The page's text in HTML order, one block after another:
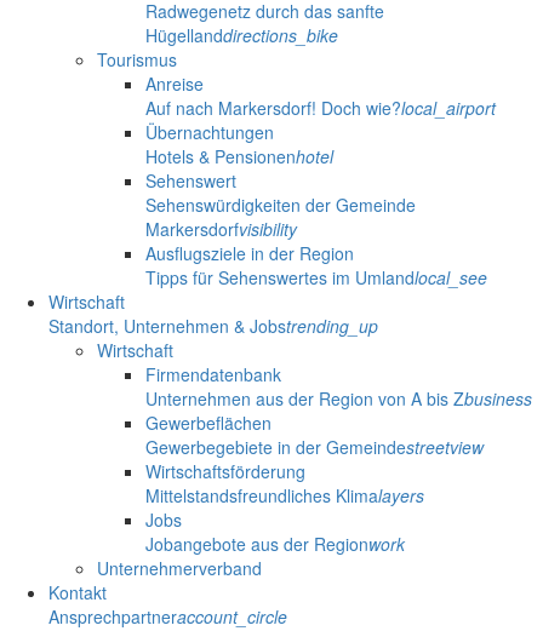
Radwegenetz durch das sanfte
Hügellanddirections_bike
Tourismus
Anreise
Auf nach Markersdorf! Doch wie?local_airport
Übernachtungen
Hotels & Pensionenhotel
Sehenswert
Sehenswürdigkeiten der Gemeinde
Markersdorfvisibility
Ausflugsziele in der Region
Tipps für Sehenswertes im Umlandlocal_see
Wirtschaft
Standort, Unternehmen & Jobstrending_up
Wirtschaft
Firmendatenbank
Unternehmen aus der Region von A bis Zbusiness
Gewerbeflächen
Gewerbegebiete in der Gemeindestreetview
Wirtschaftsförderung
Mittelstandsfreundliches Klimalayers
Jobs
Jobangebote aus der Regionwork
Unternehmerverband
Kontakt
Ansprechpartneraccount_circle